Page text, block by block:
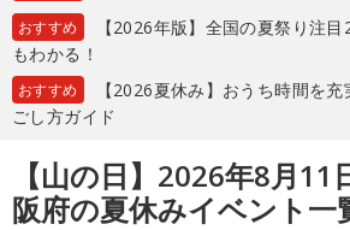
おすすめ
【2026年版】全国の夏祭り注
もわかる！
おすすめ
【2026夏休み】おうち時間を
ごし方ガイド
【山の日】2026年8月11
阪府の夏休みイベント一